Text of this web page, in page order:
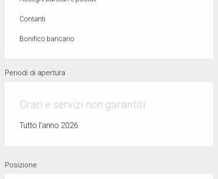
Contanti
Bonifico bancario
Periodi di apertura
Orari e servizi non garantiti
Tutto l'anno 2026
Posizione